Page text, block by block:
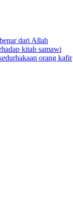
dari Allah
kitab samawi
orang kafir